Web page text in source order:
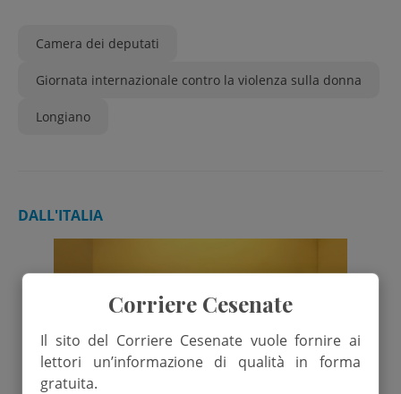
Camera dei deputati
Giornata internazionale contro la violenza sulla donna
Longiano
DALL'ITALIA
Corriere Cesenate
Il sito del Corriere Cesenate vuole fornire ai
lettori un’informazione di qualità in forma
gratuita.